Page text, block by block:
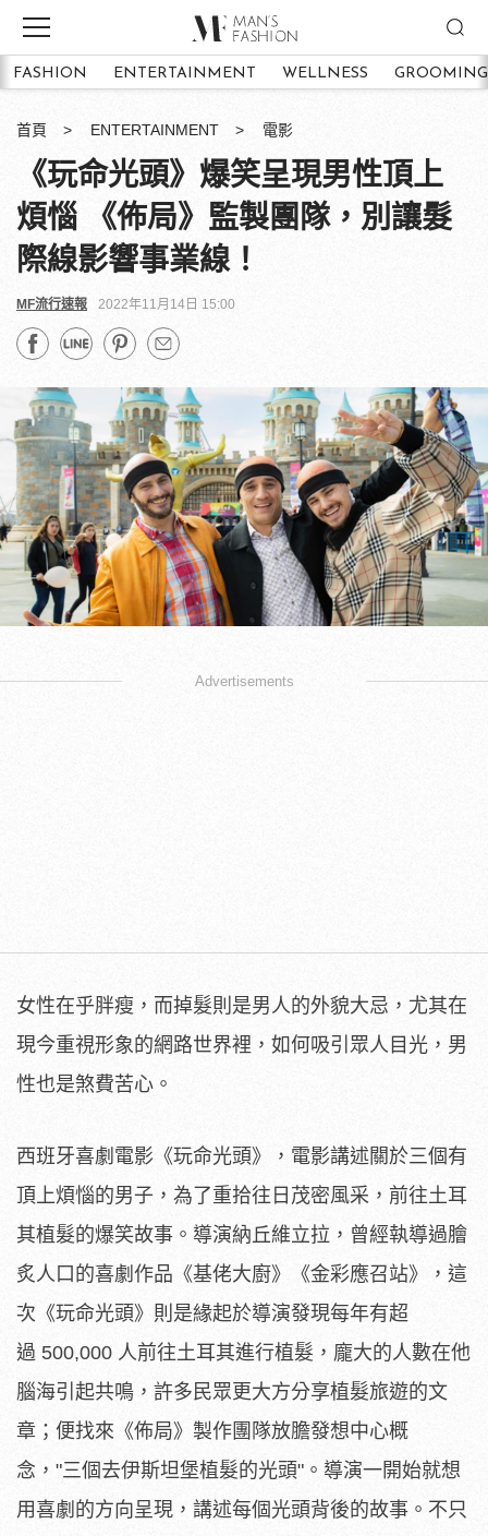
FASHION ENTERTAINMENT WELLNESS GROOMING
首頁 ENTERTAINMENT 電影
《玩命光頭》爆笑呈現男性頂上
煩惱 《佈局》監製團隊，別讓髮
際線影響事業線！
MF流行速報 2022年11月14日 15:00
Advertisements
女性在乎胖瘦，而掉髮則是男人的外貌大忌，尤其在
現今重視形象的網路世界裡，如何吸引眾人目光，男
性也是煞費苦心。
西班牙喜劇電影《玩命光頭》， 電影講述關於三個有
頂上煩惱的男子，為了重拾往日茂密風采， 前往土耳
其植髮的爆笑故事。導演納丘維立拉，曾經執導過膾
炙人口的喜劇作品《基佬大廚》《金彩應召站》，這
次《玩命光頭》則是緣起於導演發現每年有超
過 500,000 人前往土耳其進行植髮，龐大的人數在他
腦海引起共鳴， 許多民眾更大方分享植髮旅遊的文
章；便找來《佈局》 製作團隊放膽發想中心概
念，"三個去伊斯坦堡植髮的光頭"。 導演一開始就想
用喜劇的方向呈現，講述每個光頭背後的故事。 不只